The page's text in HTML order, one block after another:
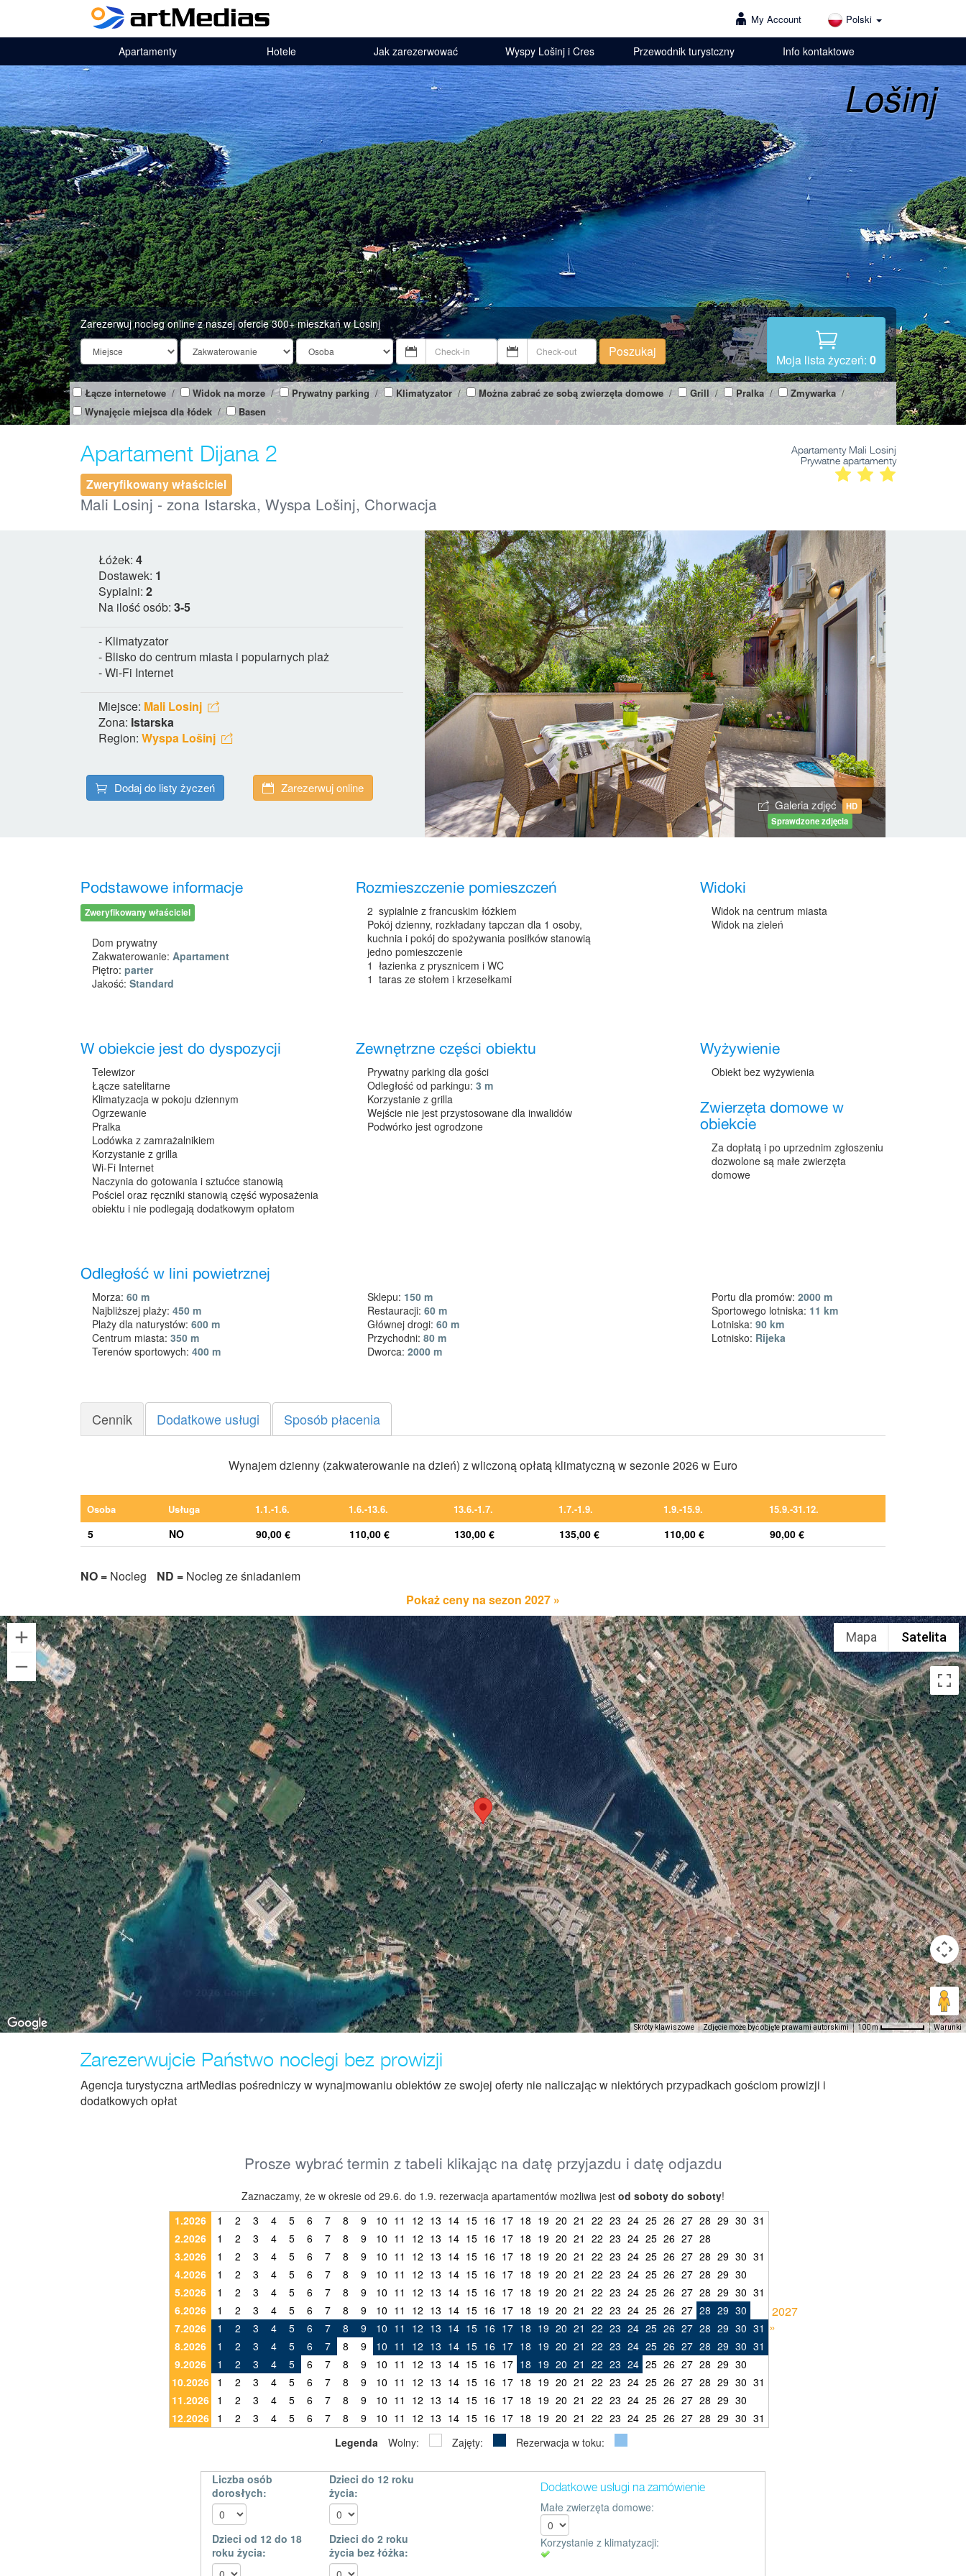
My Account Polski
Apartamenty Hotele Jak zarezerwować Wyspy Lošinj i Cres Przewodnik turystczny Info kontaktowe
Lošinj
Zarezerwuj nocleg online z naszej ofercie 300+ mieszkań w Losinj
Poszukaj
Moja lista życzeń: 0
Łącze internetowe / Widok na morze / Prywatny parking / Klimatyzator / Można zabrać ze sobą zwierzęta domowe/ Grill/ Pralka/ Zmywarka /
Wynajęcie miejsca dla łódek / Basen
Apartament Dijana 2
Zweryfikowany właściciel
Mali Losinj - zona Istarska, Wyspa Lošinj, Chorwacja
Apartamenty Mali Losinj
Prywatne apartamenty
Łóżek: 4
Dostawek: 1
Sypialni: 2
Na ilość osób: 3-5
- Klimatyzator
- Blisko do centrum miasta i popularnych plaż
- Wi-Fi Internet
Miejsce: Mali Losinj
Zona: Istarska
Region: Wyspa Lošinj
Dodaj do listy życzeń
Zarezerwuj online
Galeria zdjęć HD
Sprawdzone zdjęcia
Podstawowe informacje
Zweryfikowany właściciel
Dom prywatny
Zakwaterowanie: Apartament
Piętro: parter
Jakość: Standard
Rozmieszczenie pomieszczeń
2 sypialnie z francuskim łóżkiem
Pokój dzienny, rozkładany tapczan dla 1 osoby,
kuchnia i pokój do spożywania posiłków stanowią
jedno pomieszczenie
1 łazienka z prysznicem i WC
1 taras ze stołem i krzesełkami
Widoki
Widok na centrum miasta
Widok na zieleń
W obiekcie jest do dyspozycji
Telewizor
Łącze satelitarne
Klimatyzacja w pokoju dziennym
Ogrzewanie
Pralka
Lodówka z zamrażalnikiem
Korzystanie z grilla
Wi-Fi Internet
Naczynia do gotowania i sztućce stanowią
Pościel oraz ręczniki stanowią część wyposażenia
obiektu i nie podlegają dodatkowym opłatom
Zewnętrzne części obiektu
Prywatny parking dla gości
Odległość od parkingu:3 m
Korzystanie z grilla
Wejście nie jest przystosowane dla inwalidów
Podwórko jest ogrodzone
Wyżywienie
Obiekt bez wyżywienia
Zwierzęta domowe w
obiekcie
Za dopłatą i po uprzednim zgłoszeniu
dozwolone są małe zwierzęta
domowe
Odległość w lini powietrznej
Morza: 60 m
Najbliższej plaży: 450 m
Plaży dla naturystów: 600 m
Centrum miasta: 350 m
Terenów sportowych: 400 m
Sklepu: 150 m
Restauracji:60 m
Głównej drogi:60 m
Przychodni:80 m
Dworca:2000 m
Portu dla promów:2000 m
Sportowego lotniska: 11 km
Lotniska:90 km
Lotnisko: Rijeka
Cennik Dodatkowe usługi Sposób płacenia
Wynajem dzienny (zakwaterowanie na dzień) z wliczoną opłatą klimatyczną w sezonie 2026 w Euro
Osoba Usługa 1.1.-1.6. 1.6.-13.6. 13.6.-1.7. 1.7.-1.9. 1.9.-15.9. 15.9.-31.12.
5 NO 90,00 € 110,00 € 130,00 € 135,00 € 110,00 € 90,00 €
NO = Nocleg ND = Nocleg ze śniadaniem
Pokaż ceny na sezon 2027 »
Mapa Satelita
Skróty klawiszowe Zdjęcie może być objęte prawami autorskimi 100 m Warunki
Zarezerwujcie Państwo noclegi bez prowizji
Agencja turystyczna artMedias pośredniczy w wynajmowaniu obiektów ze swojej oferty nie naliczając w niektórych przypadkach gościom prowizji i
dodatkowych opłat
Prosze wybrać termin z tabeli klikając na datę przyjazdu i datę odjazdu
Zaznaczamy, że w okresie od 29.6. do 1.9. rezerwacja apartamentów możliwa jest od soboty do soboty!
1.2026
1 2 3 4 5 6 7 8 9 10 11 12 13 14 15 16 17 18 19 20 21 22 23 24 25 26 27 28 29 30 31
2.2026
1 2 3 4 5 6 7 8 9 10 11 12 13 14 15 16 17 18 19 20 21 22 23 24 25 26 27 28
3.2026
1 2 3 4 5 6 7 8 9 10 11 12 13 14 15 16 17 18 19 20 21 22 23 24 25 26 27 28 29 30 31
4.2026
1 2 3 4 5 6 7 8 9 10 11 12 13 14 15 16 17 18 19 20 21 22 23 24 25 26 27 28 29 30
5.2026
1 2 3 4 5 6 7 8 9 10 11 12 13 14 15 16 17 18 19 20 21 22 23 24 25 26 27 28 29 30 31
6.2026
1 2 3 4 5 6 7 8 9 10 11 12 13 14 15 16 17 18 19 20 21 22 23 24 25 26 27 28 29 30
7.2026
1 2 3 4 5 6 7 8 9 10 11 12 13 14 15 16 17 18 19 20 21 22 23 24 25 26 27 28 29 30 31
8.2026
1 2 3 4 5 6 7 8 9 10 11 12 13 14 15 16 17 18 19 20 21 22 23 24 25 26 27 28 29 30 31
9.2026
1 2 3 4 5 6 7 8 9 10 11 12 13 14 15 16 17 18 19 20 21 22 23 24 25 26 27 28 29 30
10.2026
1 2 3 4 5 6 7 8 9 10 11 12 13 14 15 16 17 18 19 20 21 22 23 24 25 26 27 28 29 30 31
11.2026
1 2 3 4 5 6 7 8 9 10 11 12 13 14 15 16 17 18 19 20 21 22 23 24 25 26 27 28 29 30
12.2026
1 2 3 4 5 6 7 8 9 10 11 12 13 14 15 16 17 18 19 20 21 22 23 24 25 26 27 28 29 30 31
2027
»
Legenda Wolny: Zajęty: Rezerwacja w toku:
Liczba osób
dorosłych:
Dzieci od 12 do 18
roku życia:
Dzieci do 12 roku
życia:
Dzieci do 2 roku
życia bez łóżka:
Dodatkowe usługi na zamówienie
Małe zwierzęta domowe:
Korzystanie z klimatyzacji: